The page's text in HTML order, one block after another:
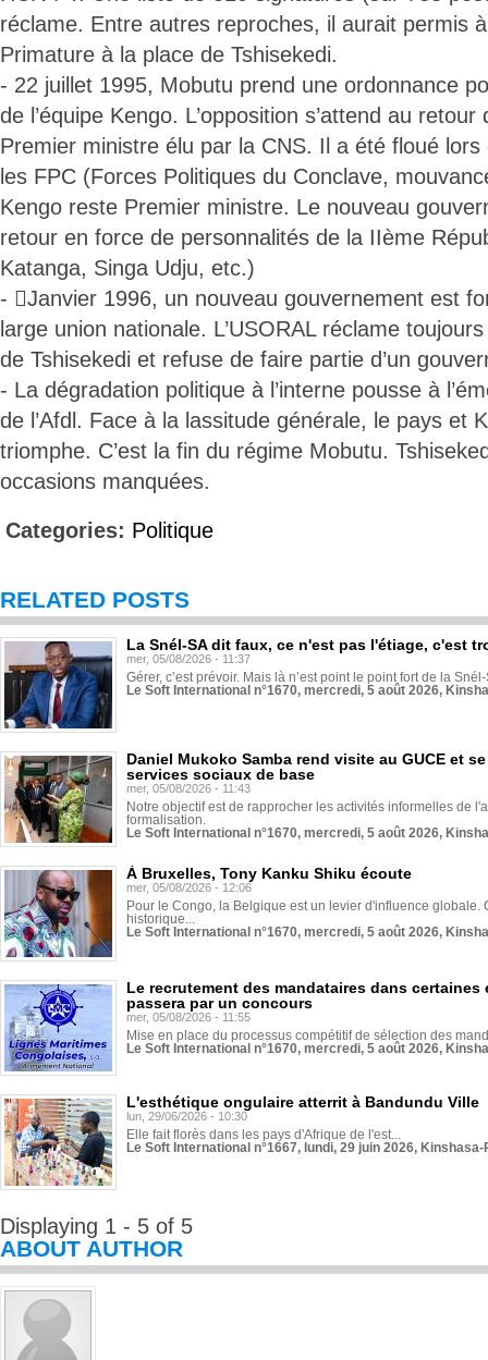
réclame. Entre autres reproches, il aurait permis
Primature à la place de Tshisekedi.
- 22 juillet 1995, Mobutu prend une ordonnance
de l’équipe Kengo. L’opposition s’attend au
Premier ministre élu par la CNS. Il a été floué
les FPC (Forces Politiques du Conclave,
Kengo reste Premier ministre. Le nouveau
retour en force de personnalités de la IIème
Katanga, Singa Udju, etc.)
- Janvier 1996, un nouveau gouvernement est
large union nationale. L’USORAL réclame
de Tshisekedi et refuse de faire partie d’un
- La dégradation politique à l’interne pousse à
de l’Afdl. Face à la lassitude générale, le pays et
triomphe. C’est la fin du régime Mobutu.
occasions manquées.
Categories: Politique
RELATED POSTS
La Snél-SA dit faux, ce n'est pas l'étiage, c'est
mer, 05/08/2026 - 11:37
Gérer, c’est prévoir. Mais là n’est point le point fort de la
Le Soft International n°1670, mercredi, 5 août 2026,
Daniel Mukoko Samba rend visite au GUCE et
services sociaux de base
mer, 05/08/2026 - 11:43
Notre objectif est de rapprocher les activités informelles de
formalisation.
Le Soft International n°1670, mercredi, 5 août 2026,
À Bruxelles, Tony Kanku Shiku écoute
mer, 05/08/2026 - 12:06
Pour le Congo, la Belgique est un levier d'influence globale.
historique...
Le Soft International n°1670, mercredi, 5 août 2026,
Le recrutement des mandataires dans
passera par un concours
mer, 05/08/2026 - 11:55
Mise en place du processus compétitif de sélection des
Le Soft International n°1670, mercredi, 5 août 2026,
L'esthétique ongulaire atterrit à Bandundu Ville
lun, 29/06/2026 - 10:30
Elle fait florès dans les pays d'Afrique de l'est...
Le Soft International n°1667, lundi, 29 juin 2026,
Displaying 1 - 5 of 5
ABOUT AUTHOR